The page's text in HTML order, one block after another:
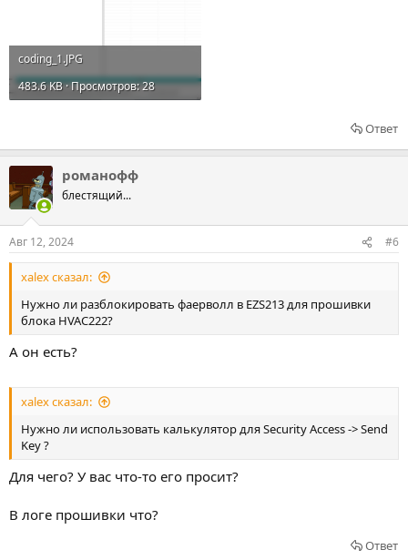
coding_1.JPG
483.6 KB · Просмотров: 28
Ответ
романофф
блестящий...
Авг 12, 2024 #6
xalex сказал:
Нужно ли разблокировать фаерволл в EZS213 для прошивки
блока HVAC222?
А он есть?
xalex сказал:
Нужно ли использовать калькулятор для Security Access -> Send
Key ?
Для чего? У вас что-то его просит?
В логе прошивки что?
Ответ